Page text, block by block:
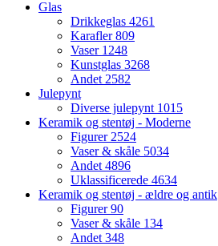
Glas
Drikkeglas 4261
Karafler809
Vaser 1248
Kunstglas 3268
Andet2582
Julepynt
Diverse julepynt 1015
Keramik og stentøj - Moderne
Figurer2524
Vaser & skåle 5034
Andet4896
Uklassificerede 4634
Keramik og stentøj - ældre og antik
Figurer90
Vaser & skåle 134
Andet348